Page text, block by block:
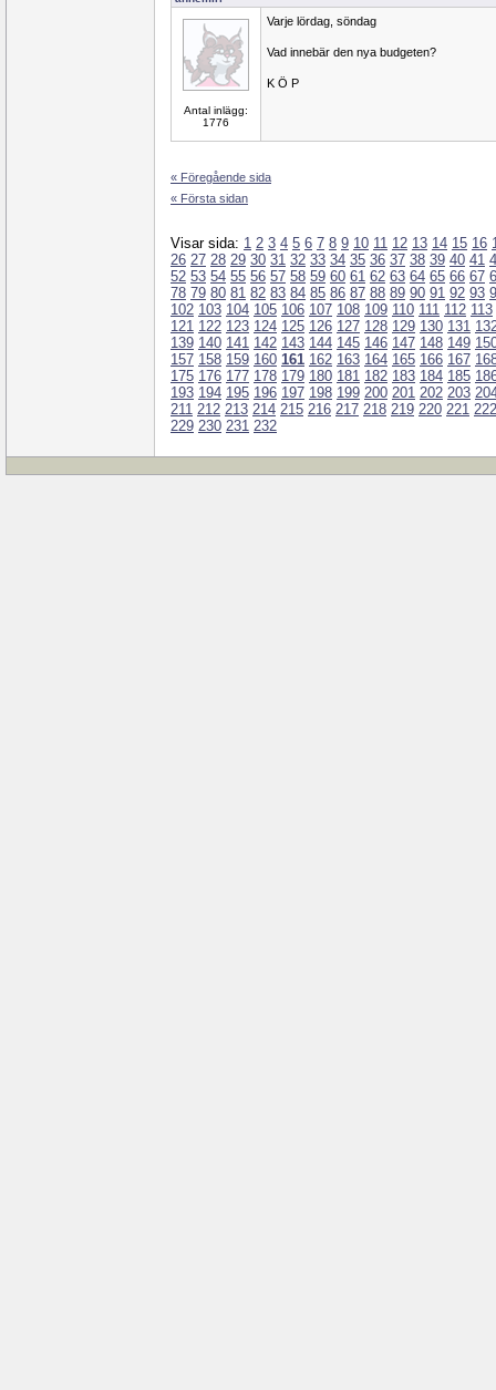
Antal inlägg:
1776
Varje lördag, söndag
Vad innebär den nya budgeten?
K Ö P
« Föregående sida
« Första sidan
Visar sida: 1 2 3 4 5 6 7 8 9 10 11 12 13 14 15 16
26 27 28 29 30 31 32 33 34 35 36 37 38 39 40 41
52 53 54 55 56 57 58 59 60 61 62 63 64 65 66 67
78 79 80 81 82 83 84 85 86 87 88 89 90 91 92 93
102 103 104 105 106 107 108 109 110 111 112 113
121 122 123 124 125 126 127 128 129 130 131
139 140 141 142 143 144 145 146 147 148 149
157 158 159 160 161 162 163 164 165 166 167
175 176 177 178 179 180 181 182 183 184 185
193 194 195 196 197 198 199 200 201 202 203
211 212 213 214 215 216 217 218 219 220 221 222
229 230 231 232